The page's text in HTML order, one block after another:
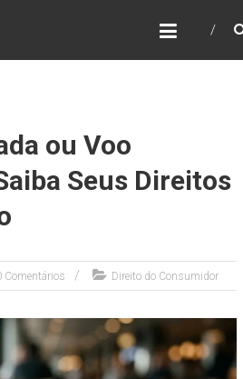
em contato!
você
ou Voo
Seus Direitos
Comentários Direito do Consumidor